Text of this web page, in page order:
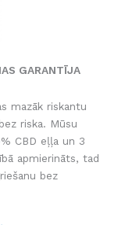
GARANTĪJA
mazāk riskantu
riska. Mūsu
CBD eļļa un 3
apmierināts, tad
bez